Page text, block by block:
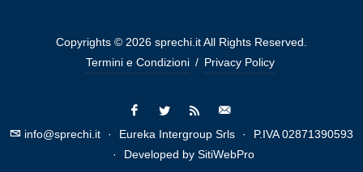
Copyrights © 2026 sprechi.it All Rights Reserved.
Termini e Condizioni / Privacy Policy
info@sprechi.it · Eureka Intergroup Srls ·
P.IVA 02871390593
·
Developed by SitiWebPro